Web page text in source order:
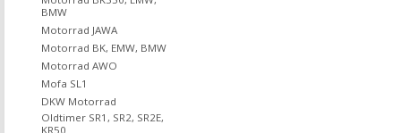
BMW
Motorrad JAWA
Motorrad BK, EMW, BMW
Motorrad AWO
Mofa SL1
DKW Motorrad
Oldtimer SR1, SR2, SR2E,
KR50